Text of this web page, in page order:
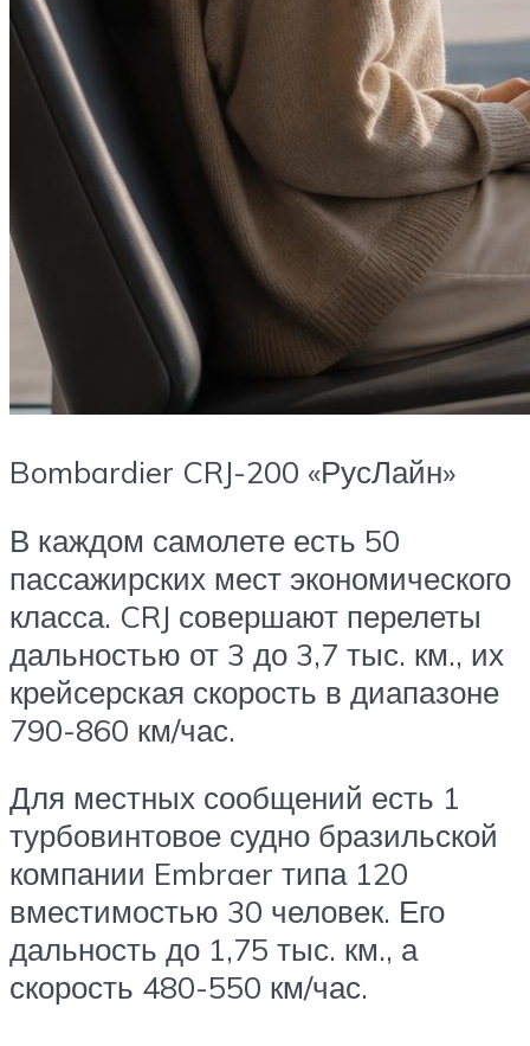
Bombardier CRJ-200 «РусЛайн»
В каждом самолете есть 50
пассажирских мест экономического
класса. CRJ совершают перелеты
дальностью от 3 до 3,7 тыс. км., их
крейсерская скорость в диапазоне
790-860 км/час.
Для местных сообщений есть 1
турбовинтовое судно бразильской
компании Embraer типа 120
вместимостью 30 человек. Его
дальность до 1,75 тыс. км., а
скорость 480-550 км/час.